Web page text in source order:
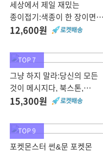
세상에서 제일 재밌는
종이접기:색종이 한 장이면
장난감 뚝딱!, 슬로래빗
12,600원
TOP 7
그냥 하지 말라:당신의 모든
것이 메시지다, 북스톤,
송길영
15,300원
TOP 9
포켓몬스터 썬&문 포켓몬